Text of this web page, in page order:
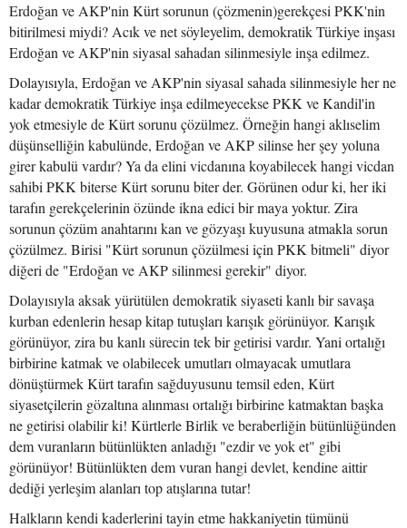
Erdoğan ve AKP'nin Kürt sorunun (çözmenin)gerekçesi PKK'nin
bitirilmesi miydi? Acık ve net söyleyelim, demokratik Türkiye inşası
Erdoğan ve AKP'nin siyasal sahadan silinmesiyle inşa edilmez.
Dolayısıyla, Erdoğan ve AKP'nin siyasal sahada silinmesiyle her ne
kadar demokratik Türkiye inşa edilmeyecekse PKK ve Kandil'in
yok etmesiyle de Kürt sorunu çözülmez. Örneğin hangi aklıselim
düşünselliğin kabulünde, Erdoğan ve AKP silinse her şey yoluna
girer kabulü vardır? Ya da elini vicdanına koyabilecek hangi vicdan
sahibi PKK biterse Kürt sorunu biter der. Görünen odur ki, her iki
tarafın gerekçelerinin özünde ikna edici bir maya yoktur. Zira
sorunun çözüm anahtarını kan ve gözyaşı kuyusuna atmakla sorun
çözülmez. Birisi "Kürt sorunun çözülmesi için PKK bitmeli" diyor
diğeri de "Erdoğan ve AKP silinmesi gerekir" diyor.
Dolayısıyla aksak yürütülen demokratik siyaseti kanlı bir savaşa
kurban edenlerin hesap kitap tutuşları karışık görünüyor. Karışık
görünüyor, zira bu kanlı sürecin tek bir getirisi vardır. Yani ortalığı
birbirine katmak ve olabilecek umutları olmayacak umutlara
dönüştürmek Kürt tarafın sağduyusunu temsil eden, Kürt
siyasetçilerin gözaltına alınması ortalığı birbirine katmaktan başka
ne getirisi olabilir ki! Kürtlerle Birlik ve beraberliğin bütünlüğünden
dem vuranların bütünlükten anladığı "ezdir ve yok et" gibi
görünüyor! Bütünlükten dem vuran hangi devlet, kendine aittir
dediği yerleşim alanları top atışlarına tutar!
Halkların kendi kaderlerini tayin etme hakkaniyetin tümünü